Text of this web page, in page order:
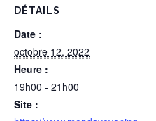
DÉTAILS
Date :
octobre 12, 2022
Heure :
19h00 - 21h00
Site :